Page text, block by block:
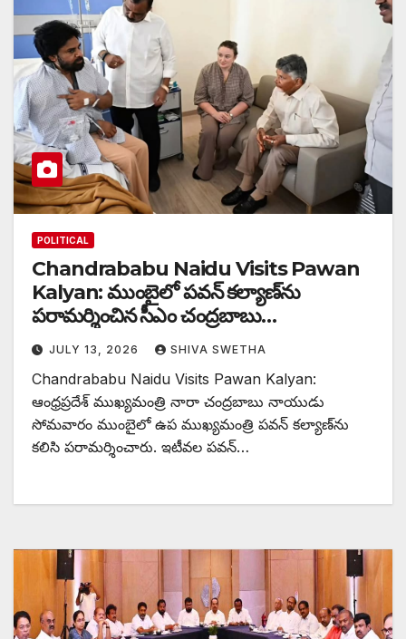
POLITICAL
Chandrababu Naidu Visits Pawan
Kalyan: ముంబైలో పవన్ కల్యాణ్‌ను
పరామర్శించిన సీఎం చంద్రబాబు…
JULY 13, 2026 SHIVA SWETHA
Chandrababu Naidu Visits Pawan Kalyan:
ఆంధ్రప్రదేశ్ ముఖ్యమంత్రి నారా చంద్రబాబు నాయుడు
సోమవారం ముంబైలో ఉప ముఖ్యమంత్రి పవన్ కల్యాణ్‌ను
కలిసి పరామర్శించారు. ఇటీవల పవన్…